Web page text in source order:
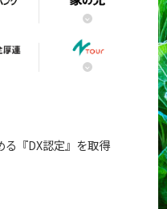
る『DX認定』を取得